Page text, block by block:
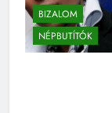
BIZALOM
NÉPBUTÍTÓK